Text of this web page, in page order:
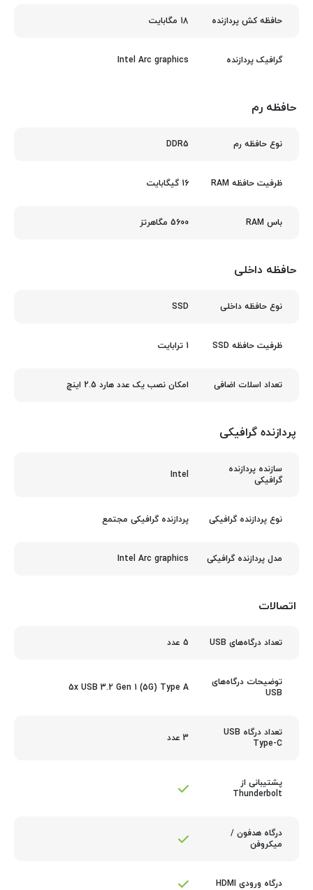
حافظه کش پردازنده 18 مگابایت
گرافیک پردازنده Intel Arc graphics
حافظه رم
نوع حافظه رم DDR5
ظرفیت حافظه RAM 16 گیگابایت
باس RAM 5600 مگاهرتز
حافظه داخلی
نوع حافظه داخلی SSD
ظرفیت حافظه SSD 1 ترابایت
تعداد اسلات اضافی امکان نصب یک عدد هارد 2.5 اینچ
پردازنده گرافیکی
سازنده پردازنده
گرافیکی
Intel
نوع پردازنده گرافیکی پردازنده گرافیکی مجتمع
مدل پردازنده گرافیکی Intel Arc graphics
اتصالات
تعداد درگاه‌های USB 5 عدد
توضیحات درگاه‌های
USB
5x USB 3.2 Gen 1 (5G) Type A
تعداد درگاه USB
Type-C
3 عدد
پشتیبانی از
Thunderbolt
درگاه هدفون /
میکروفن
درگاه ورودی HDMI